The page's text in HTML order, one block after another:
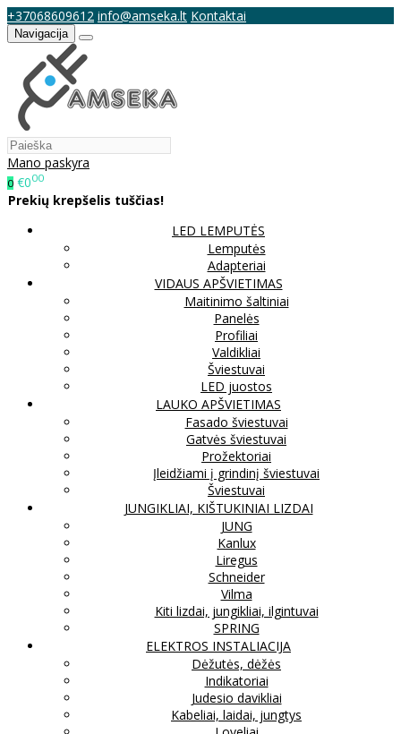
+37068609612 info@amseka.lt Kontaktai
Navigacija
Mano paskyra
0 €000
Prekių krepšelis tuščias!
LED LEMPUTĖS
Lemputės
Adapteriai
VIDAUS APŠVIETIMAS
Maitinimo šaltiniai
Panelės
Profiliai
Valdikliai
Šviestuvai
LED juostos
LAUKO APŠVIETIMAS
Fasado šviestuvai
Gatvės šviestuvai
Prožektoriai
Įleidžiami į grindinį šviestuvai
Šviestuvai
JUNGIKLIAI, KIŠTUKINIAI LIZDAI
JUNG
Kanlux
Liregus
Schneider
Vilma
Kiti lizdai, jungikliai, ilgintuvai
SPRING
ELEKTROS INSTALIACIJA
Dėžutės, dėžės
Indikatoriai
Judesio davikliai
Kabeliai, laidai, jungtys